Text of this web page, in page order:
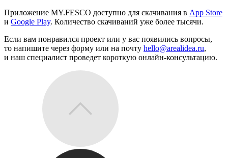
Приложение MY.FESCO доступно для скачивания в App Store
и Google Play. Количество скачиваний уже более тысячи.
Если вам понравился проект или у вас появились вопросы,
то напишите через форму или на почту hello@arealidea.ru,
и наш специалист проведет короткую онлайн-консультацию.